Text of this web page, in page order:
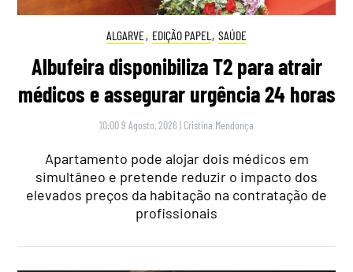
ALGARVE, EDIÇÃO PAPEL , SAÚDE
Albufeira disponibiliza T2 para atrair
médicos e assegurar urgência 24 horas
10:00 9 Agosto, 2026 | Cristina Mendonça
Apartamento pode alojar dois médicos em
simultâneo e pretende reduzir o impacto dos
elevados preços da habitação na contratação de
profissionais